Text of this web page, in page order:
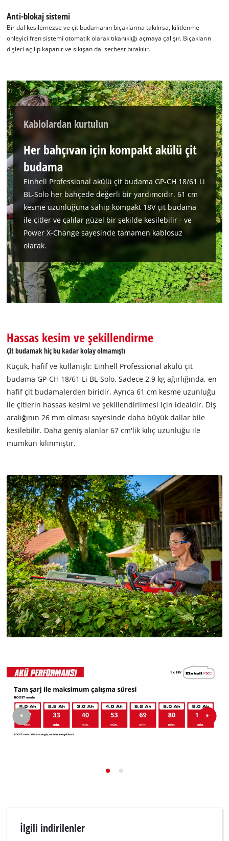
Google Maps hizmetini yüklemek için
izninize ihtiyacımız var!
This content is not permitted to load due
to trackers that are not disclosed to the
visitor. The website owner needs to setup
the site with their CMP to add this content
to the list of technologies used.
Powered by
Anti-blokaj sistemi
Bir dal kesilemezse ve çit budamanın bıçaklarına takılırsa, kilitlenme
önleyici fren sistemi otomatik olarak tıkanıklığı açmaya çalışır. Bıçakların
dişleri açılıp kapanır ve sıkışan dal serbest bırakılır.
Kablolardan kurtulun
Her bahçıvan için kompakt akülü çit
budama
Einhell Professional akülü çit budama GP-CH 18/61 Li
BL-Solo her bahçede değerli bir yardımcıdır. 61 cm
kesme uzunluğuna sahip kompakt 18V çit budama
ile çitler ve çalılar güzel bir şekilde kesilebilir - ve
Power X-Change sayesinde tamamen kablosuz
olarak.
Hassas kesim ve şekillendirme
Çit budamak hiç bu kadar kolay olmamıştı
Küçük, hafif ve kullanışlı: Einhell Professional akülü çit
budama GP-CH 18/61 Li BL-Solo. Sadece 2,9 kg ağırlığında, en
hafif çit budamalerden biridir. Ayrıca 61 cm kesme uzunluğu
ile çitlerin hassas kesimi ve şekillendirilmesi için idealdir. Diş
aralığının 26 mm olması sayesinde daha büyük dallar bile
kesilebilir. Daha geniş alanlar 67 cm'lik kılıç uzunluğu ile
mümkün kılınmıştır.
İlgili indirilenler